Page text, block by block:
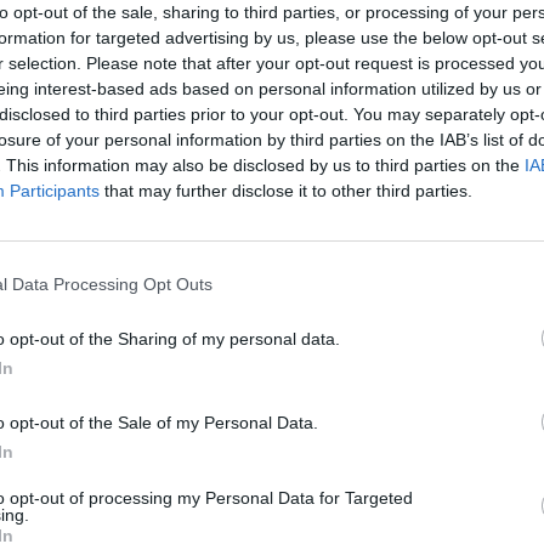
opt-out of the sale, sharing to third parties, or processing of your
for targeted advertising by us, please use the below opt-out
selection. Please note that after your opt-out request is processed
interest-based ads based on personal information utilized by us
to third parties prior to your opt-out. You may separately
of your personal information by third parties on the IAB’s list of
This information may also be disclosed by us to third parties on the
Participants that may further disclose it to other third parties.
Data Processing Opt Outs
opt-out of the Sharing of my personal data.
opt-out of the Sale of my Personal Data.
opt-out of processing my Personal Data for Targeted
von Grunge, Girlgroups,
Milchgesicht und Kates nackter Busen! Auf ihrer
alles in den Schatten, was bis dahin den Weg ins
Arme am Bug hängend über den Atlantik
und Kate Winslet als Traumbesetzung für das
oder Christian Bale waren im Vorfeld
Endfassung. Ja, zum Ende des Jahrtausends
betreibt das Team um Regisseur James
an die Stirn getippt hätten, die das Original des
Fox kauft 168’000 m2 mexikanisches Land,
für eine Nachbildung. Die Special-Effects machen
fordern vom Cast vollen Einsatz. Nach Stunden im